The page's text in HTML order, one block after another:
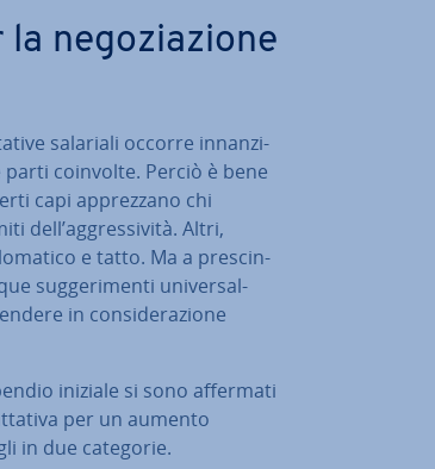
ne­go­zia­zio­ne
salariali occorre in­nan­zi­
coinvolte. Perciò è bene
capi ap­prez­za­no chi
dell’ag­gres­si­vi­tà. Altri,
e tatto. Ma a pre­scin­
sug­ge­ri­men­ti uni­ver­sal­
in con­si­de­ra­zio­ne
iniziale si sono affermati
per un aumento
in due categorie.